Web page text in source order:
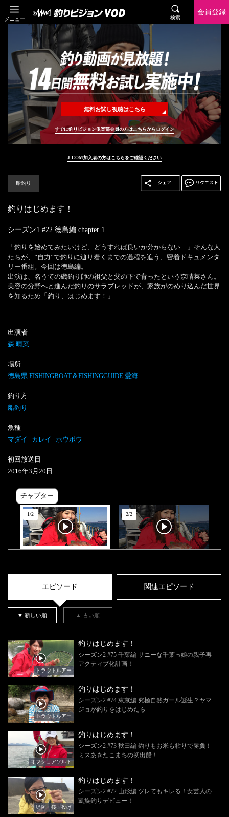
メニュー 検索
会員登録
無料お試し視聴はこちら
すでに釣りビジョン倶楽部会員の方はこちらからログイン
J:COM加入者の方はこちらをご確認ください
船釣り
釣りはじめます！
シーズン1 #22 徳島編 chapter 1
「釣りを始めてみたいけど、どうすれば良いか分からない…」そんな人
たちが、”自力”で釣りに辿り着くまでの過程を追う、密着ドキュメンタ
リー番組。今回は徳島編。
出演は、名うての磯釣り師の祖父と父の下で育ったという森晴菜さん。
美容の分野へと進んだ釣りのサラブレッドが、家族がのめり込んだ世界
出演者
森 晴菜
場所
徳島県 FISHINGBOAT＆FISHINGGUIDE 愛海
釣り方
船釣り
魚種
マダイ
カレイ ホウボウ
初回放送日
2016年3 月 20 日
チャプター
1/2 2/2
エピソード 関連エピソード
▼ 新しい順 ▲ 古い順
トラウトルアー
釣りはじめます！
シーズン2 #75 千葉編 サニーな千葉っ娘の親子再
アクティブ化計画！
トラウトルアー
釣りはじめます！
シーズン2 #74 東京編 究極自然ガール誕生？ヤマ
ジョが釣りをはじめたら…
オフショアソルト
釣りはじめます！
シーズン2 #73 秋田編 釣りもお米も粘りで勝負！
ミスあきたこまちの初出船！
堤防・筏・投げ
釣りはじめます！
シーズン2 #72 山形編 ツレてもキレる！女芸人の
凱旋釣りデビュー！